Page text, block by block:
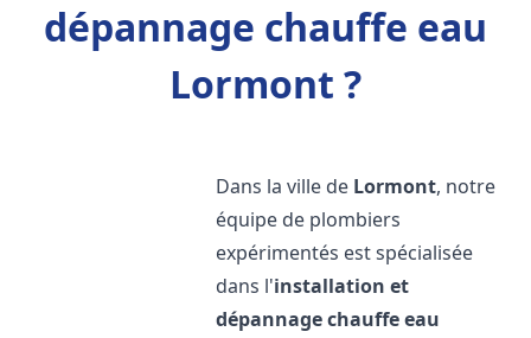
dépannage chauffe eau
Lormont ?
Dans la ville de Lormont, notre
équipe de plombiers
expérimentés est spécialisée
dans l'installation et
dépannage chauffe eau